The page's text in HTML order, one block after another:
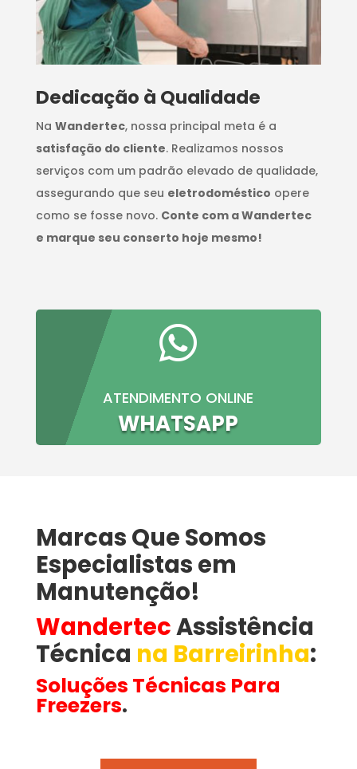
Dedicação à Qualidade
Na Wandertec, nossa principal meta é a
satisfação do cliente. Realizamos nossos
serviços com um padrão elevado de qualidade,
assegurando que seu eletrodoméstico opere
como se fosse novo. Conte com a Wandertec
e marque seu conserto hoje mesmo!

ATENDIMENTO ONLINE
WHATSAPP
Marcas Que Somos
Especialistas em
Manutenção!
WandertecAssistência
Técnica na Barreirinha​:
Soluções Técnicas Para
Freezers.